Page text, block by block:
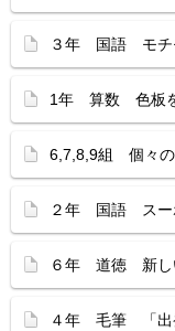
３年 国語 モチ
1年 算数 色板
6,7,8,9組 個々の
２年 国語 スー
６年 道徳 新し
４年 毛筆 「出